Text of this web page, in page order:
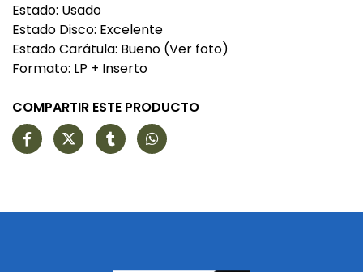
Estado: Usado
Estado Disco: Excelente
Estado Carátula: Bueno (Ver foto)
Formato: LP + Inserto
COMPARTIR ESTE PRODUCTO